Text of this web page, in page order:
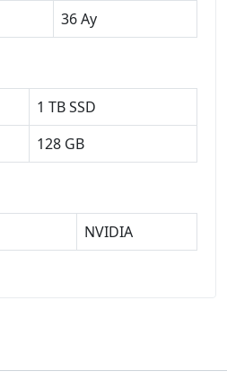
36 Ay
1 TB SSD
128 GB
NVIDIA